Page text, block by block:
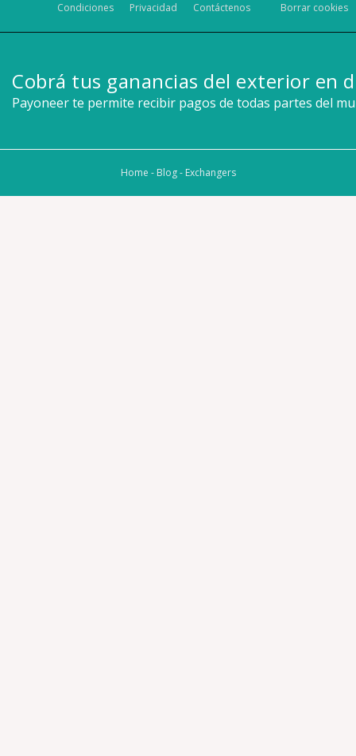
Borrar cookies
Contáctenos
Privacidad
Condiciones
Cobrá tus ganancias del exterior en
Payoneer te permite recibir pagos de todas partes del
Home - Blog- Exchangers